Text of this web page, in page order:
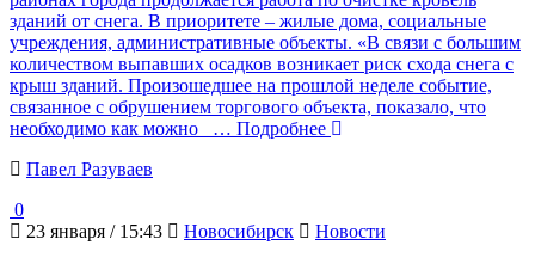
зданий от снега. В приоритете – жилые дома, социальные
учреждения, административные объекты. «В связи с большим
количеством выпавших осадков возникает риск схода снега с
крыш зданий. Произошедшее на прошлой неделе событие,
связанное с обрушением торгового объекта, показало, что
необходимо как можно
… Подробнее
Павел Разуваев
0
23 января / 15:43
Новосибирск Новости